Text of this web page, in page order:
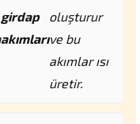
girdap
akımları
oluşturur
ve bu
akımlar ısı
üretir.